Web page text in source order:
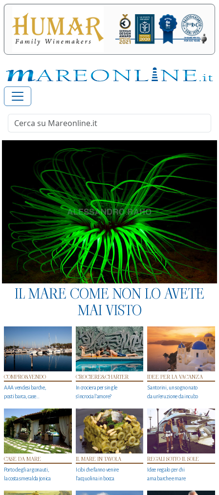
IL MARE COME NON LO AVETE
MAI VISTO
COMPRO&VENDO
AAA vendesi barche,
posti barca, case…
CROCIERE&CHARTER
In crociera per single
s'incrocia l’amore?
IDEE PER LA VACANZA
Santorini, un sogno nato
da un’eruzione da incubo
CASE DA MARE
Porto degli argonauti,
la costa smeralda jonica
IL MARE IN TAVOLA
I cibi che fanno venire
l’acquolina in bocca
REGALI SOTTO IL SOLE
Idee regalo per chi
ama barche e mare